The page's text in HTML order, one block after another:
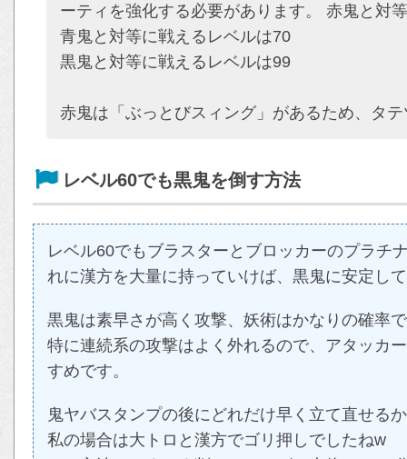
ーティを強化する必要があります。 赤鬼と対
青鬼と対等に戦えるレベルは70
黒鬼と対等に戦えるレベルは99
赤鬼は「ぶっとびスィング」があるため、タ
レベル60でも黒鬼を倒す方法
レベル60でもブラスターとブロッカーのプラチ
れに漢方を大量に持っていけば、黒鬼に安定し
黒鬼は素早さが高く攻撃、妖術はかなりの確率
特に連続系の攻撃はよく外れるので、アタッカ
すめです。
鬼ヤバスタンプの後にどれだけ早く立て直せる
私の場合は大トロと漢方でゴリ押しでしたねw